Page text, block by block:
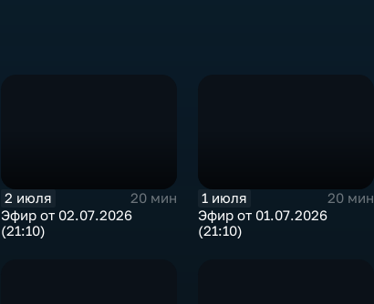
2 июля
20 мин
Эфир от 02.07.2026
(21:10)
1 июля
20 мин
Эфир от 01.07.2026
(21:10)